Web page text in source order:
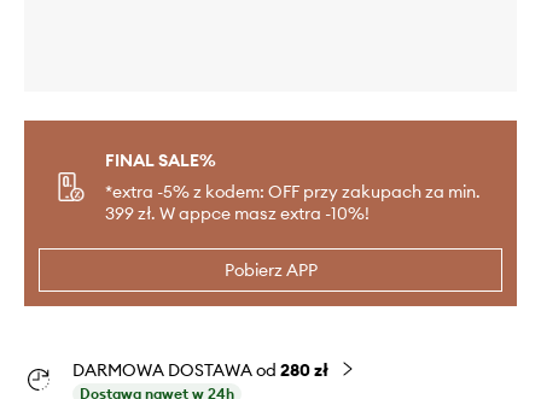
FINAL SALE%
*extra -5% z kodem: OFF przy zakupach za min.
399 zł. W appce masz extra -10%!
Pobierz APP
DARMOWA DOSTAWA od 280 zł
Dostawa nawet w 24h